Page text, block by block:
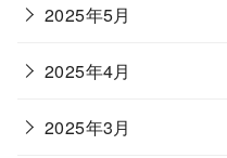
2025年5月
2025年4月
2025年3月